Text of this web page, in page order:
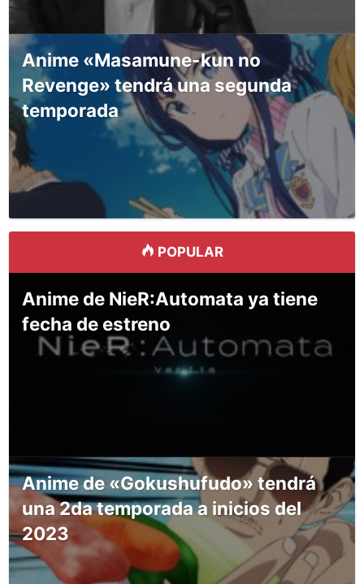
Anime «Masamune-kun no
Revenge» tendrá una segunda
temporada
POPULAR
Anime de NieR:Automata ya tiene
fecha de estreno
Anime de «Gokushufudo» tendrá
una 2da temporada a inicios del
2023